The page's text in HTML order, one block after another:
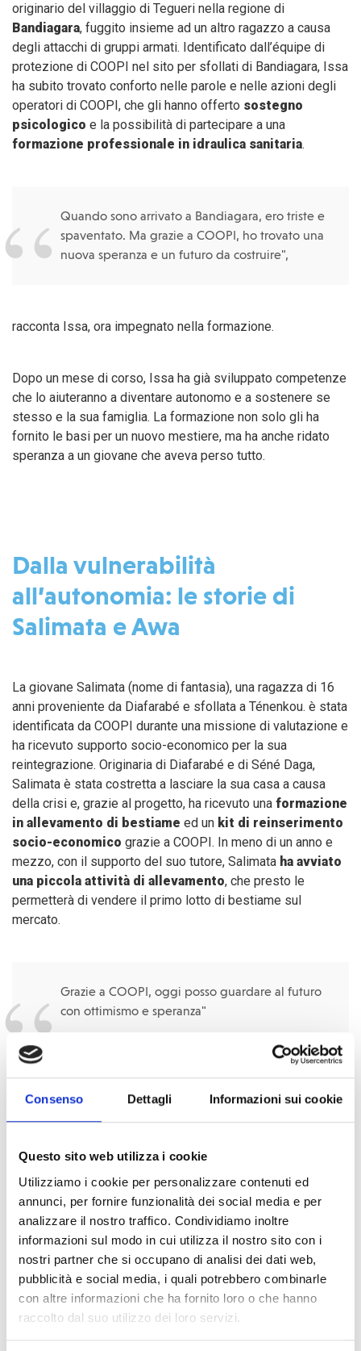
Consenso Dettagli Informazioni sui cookie
Questo sito web utilizza i cookie
Utilizziamo i cookie per personalizzare contenuti ed
annunci, per fornire funzionalità dei social media e per
analizzare il nostro traffico. Condividiamo inoltre
informazioni sul modo in cui utilizza il nostro sito con i
nostri partner che si occupano di analisi dei dati web,
pubblicità e social media, i quali potrebbero combinarle
con altre informazioni che ha fornito loro o che hanno
raccolto dal suo utilizzo dei loro servizi.
originario del villaggio di Tegueri nella regione di
Bandiagara, fuggito insieme ad un altro ragazzo a causa
degli attacchi di gruppi armati. Identificato dall’équipe di
protezione di COOPI nel sito per sfollati di Bandiagara, Issa
ha subito trovato conforto nelle parole e nelle azioni degli
operatori di COOPI, che gli hanno offerto sostegno
psicologico e la possibilità di partecipare a una
formazione professionale in idraulica sanitaria.
Quando sono arrivato a Bandiagara, ero triste e
spaventato. Ma grazie a COOPI, ho trovato una
nuova speranza e un futuro da costruire",
racconta Issa, ora impegnato nella formazione.
Dopo un mese di corso, Issa ha già sviluppato competenze
che lo aiuteranno a diventare autonomo e a sostenere se
stesso e la sua famiglia. La formazione non solo gli ha
fornito le basi per un nuovo mestiere, ma ha anche ridato
speranza a un giovane che aveva perso tutto.
Dalla vulnerabilità
all’autonomia: le storie di
Salimata e Awa
La giovane Salimata (nome di fantasia), una ragazza di 16
anni proveniente da Diafarabé e sfollata a Ténenkou. è stata
identificata da COOPI durante una missione di valutazione e
ha ricevuto supporto socio-economico per la sua
reintegrazione. Originaria di Diafarabé e di Séné Daga,
Salimata è stata costretta a lasciare la sua casa a causa
della crisi e, grazie al progetto, ha ricevuto una formazione
in allevamento di bestiame ed un kit di reinserimento
socio-economico grazie a COOPI. In meno di un anno e
mezzo, con il supporto del suo tutore, Salimata ha avviato
una piccola attività di allevamento, che presto le
permetterà di vendere il primo lotto di bestiame sul
mercato.
Grazie a COOPI, oggi posso guardare al futuro
con ottimismo e speranza"
afferma il tutore di Salimata, esprimendo gratitudine per
l'opportunità offerta alla ragazza.
Anche Awa (nome di fantasia), un'altra ragazza di 16 anni
abbandonare la sua casa a causa delle minacce dei gruppi
armati. Attualmente vive in una famiglia di accoglienza
dall'équipe di protezione, Awa ha ricevuto sostegno
psicosociale e ha partecipato alle